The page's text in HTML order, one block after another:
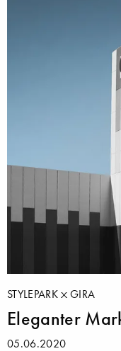
STYLEPARK GIRA
Eleganter
05.06.2020